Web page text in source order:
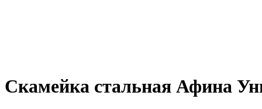
Скамейка стальная Афина